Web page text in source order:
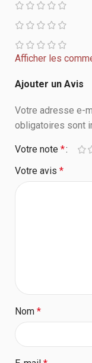
Afficher les
Ajouter un Avis
Votre adresse e-
obligatoires sont
Votre note *
Votre avis *
Nom *